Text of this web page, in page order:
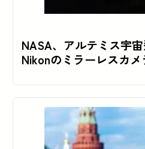
NASA、アルテミス宇
Nikonのミラーレスカ